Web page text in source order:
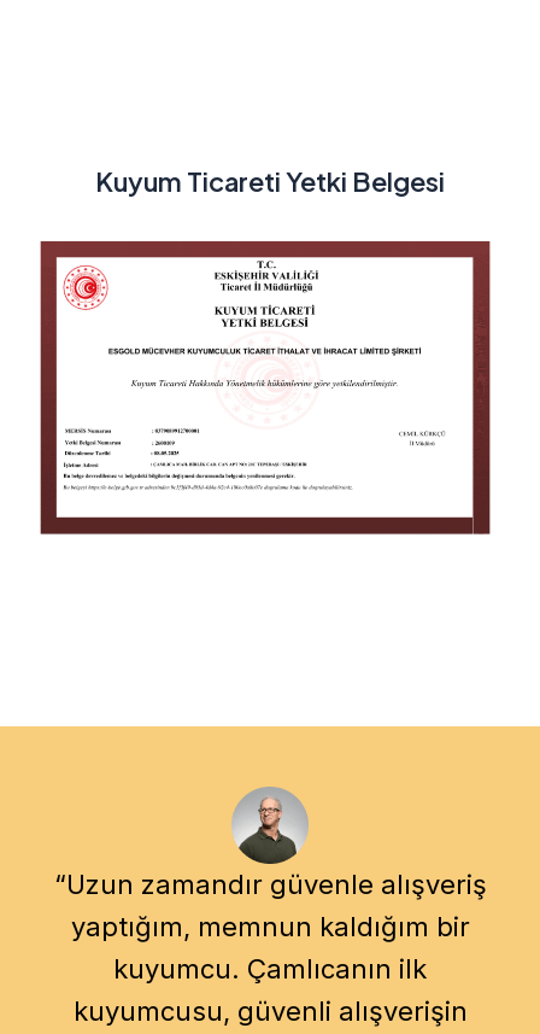
Kuyum Ticareti Yetki Belgesi
“Uzun zamandır güvenle alışveriş
yaptığım, memnun kaldığım bir
kuyumcu. Çamlıcanın ilk
kuyumcusu, güvenli alışverişin